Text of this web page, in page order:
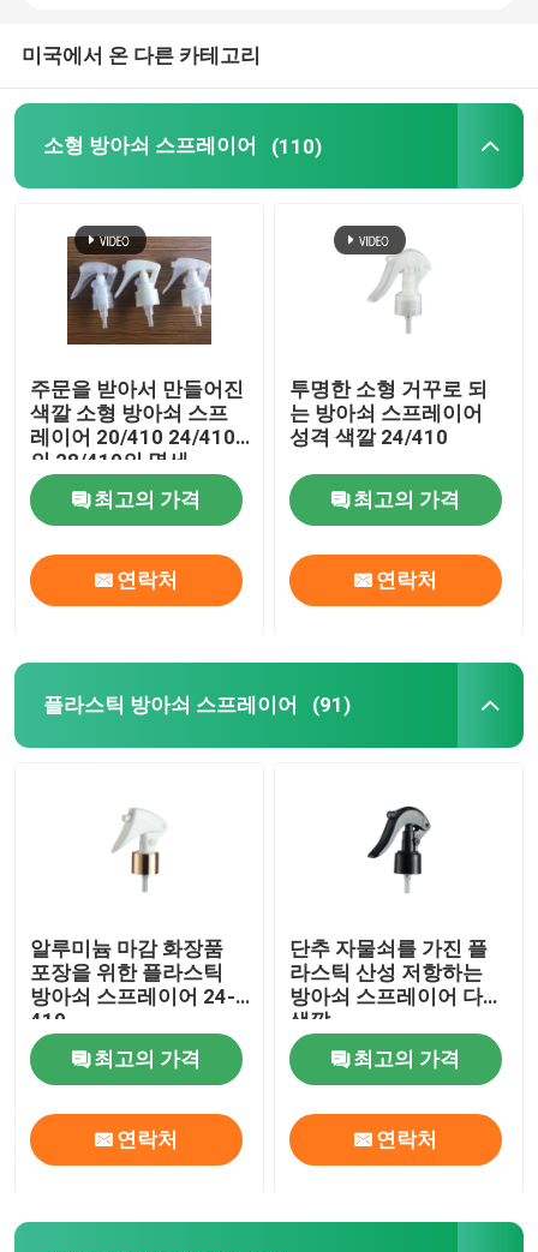
입술 광택 튜브
무른 크림 병
아크릴 화장품 병
비어 있는 탈취 스틱
정유 유리병
향기 분무 병
미국에서 온 다른 카테고리
소형 방아쇠 스프레이어 (110)
주문을 받아서 만들어진
색깔 소형 방아쇠 스프
레이어 20/410 24/410
의 28/410의 명세
최고의 가격
연락처
투명한 소형 거꾸로 되
는 방아쇠 스프레이어
성격 색깔 24/410
최고의 가격
연락처
플라스틱 방아쇠 스프레이어 (91)
알루미늄 마감 화장품
포장을 위한 플라스틱
방아쇠 스프레이어 24-
410
최고의 가격
연락처
단추 자물쇠를 가진 플
라스틱 산성 저항하는
방아쇠 스프레이어 다른
색깔
최고의 가격
연락처